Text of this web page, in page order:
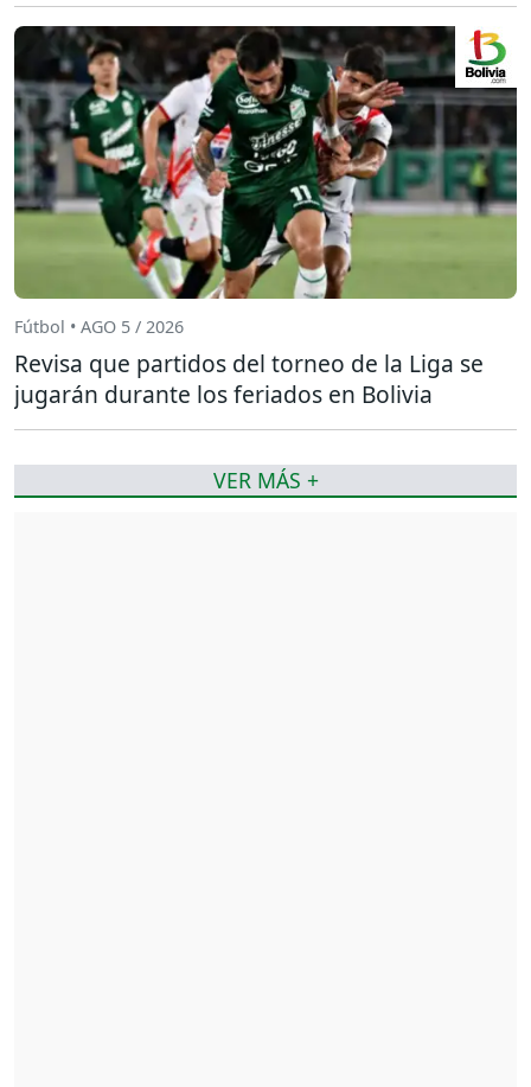
Fútbol • AGO 5 / 2026
Revisa que partidos del torneo de la Liga se
jugarán durante los feriados en Bolivia
VER MÁS +